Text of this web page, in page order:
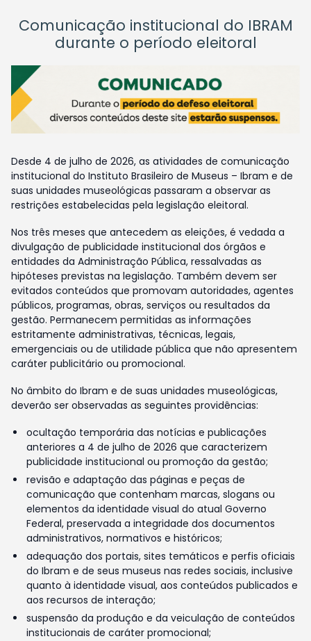
Comunicação institucional do IBRAM
durante o período eleitoral
Desde 4 de julho de 2026, as atividades de comunicação
institucional do Instituto Brasileiro de Museus – Ibram e de
suas unidades museológicas passaram a observar as
restrições estabelecidas pela legislação eleitoral.
Nos três meses que antecedem as eleições, é vedada a
divulgação de publicidade institucional dos órgãos e
entidades da Administração Pública, ressalvadas as
hipóteses previstas na legislação. Também devem ser
evitados conteúdos que promovam autoridades, agentes
públicos, programas, obras, serviços ou resultados da
gestão. Permanecem permitidas as informações
estritamente administrativas, técnicas, legais,
emergenciais ou de utilidade pública que não apresentem
caráter publicitário ou promocional.
No âmbito do Ibram e de suas unidades museológicas,
deverão ser observadas as seguintes providências:
ocultação temporária das notícias e publicações
anteriores a 4 de julho de 2026 que caracterizem
publicidade institucional ou promoção da gestão;
revisão e adaptação das páginas e peças de
comunicação que contenham marcas, slogans ou
elementos da identidade visual do atual Governo
Federal, preservada a integridade dos documentos
administrativos, normativos e históricos;
adequação dos portais, sites temáticos e perfis oficiais
do Ibram e de seus museus nas redes sociais, inclusive
quanto à identidade visual, aos conteúdos publicados e
aos recursos de interação;
suspensão da produção e da veiculação de conteúdos
institucionais de caráter promocional;